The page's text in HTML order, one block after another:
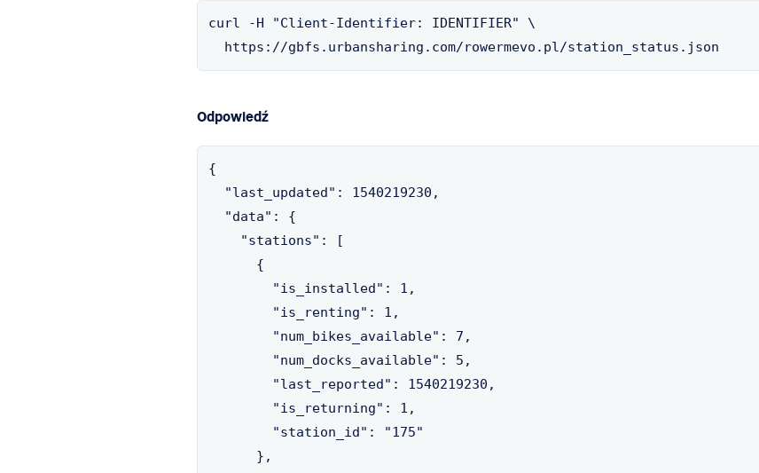
curl -H "Client-Identifier: IDENTIFIER" \
  https://gbfs.urbansharing.com/rowermevo.pl/station_status.json
Odpowiedź
{
  "last_updated": 1540219230,
  "data": {
    "stations": [
      {
        "is_installed": 1,
        "is_renting": 1,
        "num_bikes_available": 7,
        "num_docks_available": 5,
        "last_reported": 1540219230,
        "is_returning": 1,
        "station_id": "175"
      },